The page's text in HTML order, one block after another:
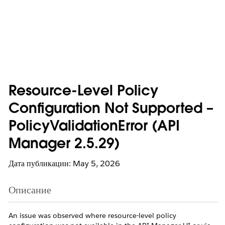
Resource-Level Policy
Configuration Not Supported –
PolicyValidationError (API
Manager 2.5.29)
Дата публикации: May 5, 2026
Описание
An issue was observed where resource-level policy